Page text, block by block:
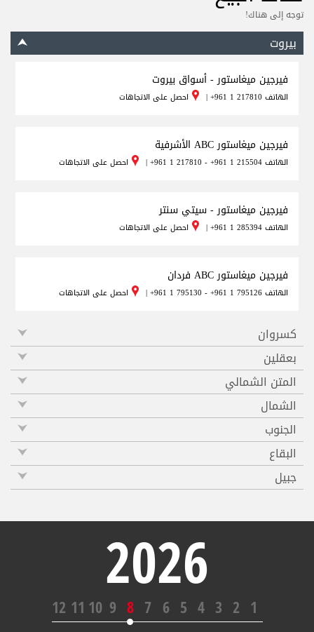
توجه إلى هناك!
بيروت
فيرجين ميغاستور - أسواق بيروت
الهاتف +961 1 217810
| احصل على الاتجاهات
فيرجين ميغاستور ABC الأشرفية
الهاتف+961 1 217810 - +961 1 215504
| احصل على الاتجاهات
فيرجين ميغاستور - سيتي سنتر
الهاتف+961 1 285394
| احصل على الاتجاهات
فيرجين ميغاستور ABC فردان
الهاتف+961 1 795130 - +961 1 795126
| احصل على الاتجاهات
كسروان
بعقلين
المتن الشمالي
الشمال
الجنوب
البقاع
جبيل
2026
1
2
3
4
5
6
7
8
9
10
11
12